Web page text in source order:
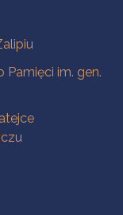
Pamięci im. gen.